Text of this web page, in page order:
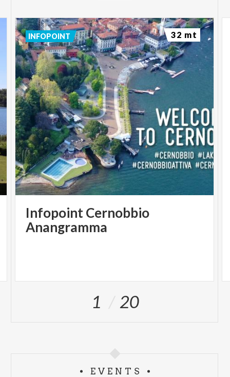
Infopoint Cernobbio
Anangramma
INFOPOINT 32 mt
1 20
EVENTS